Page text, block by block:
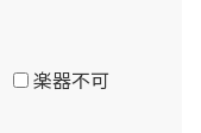
楽器不可